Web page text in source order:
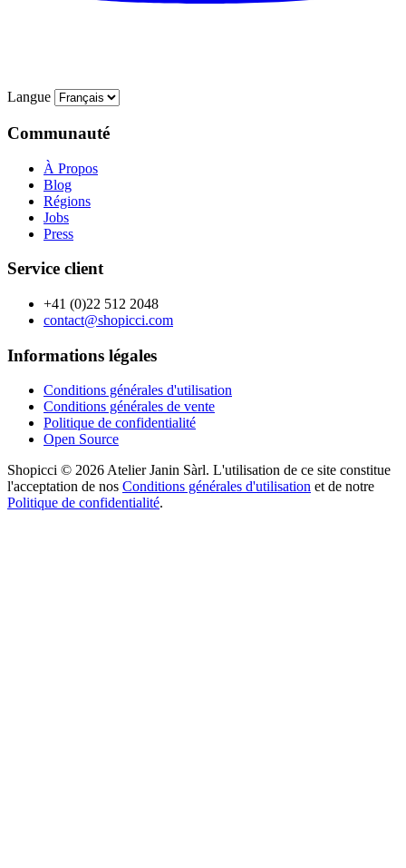
Langue
Communauté
À Propos
Blog
Régions
Jobs
Press
Service client
+41 (0)22 512 2048
contact@shopicci.com
Informations légales
Conditions générales d'utilisation
Conditions générales de vente
Politique de confidentialité
Open Source
Shopicci © 2026 Atelier Janin Sàrl. L'utilisation de ce site constitue
l'acceptation de nos Conditions générales d'utilisation et de notre
Politique de confidentialité.